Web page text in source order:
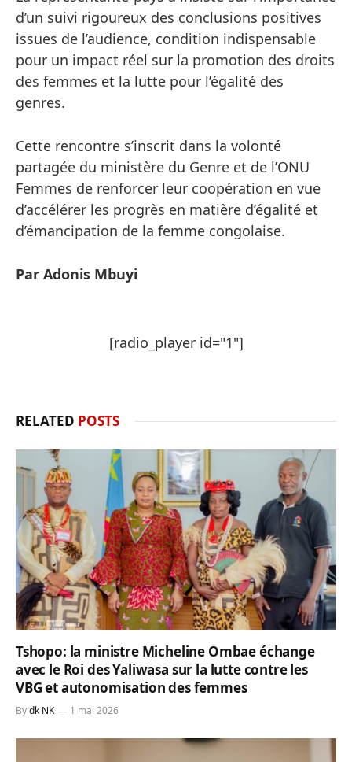
d’un suivi rigoureux des conclusions positives
issues de l’audience, condition indispensable
pour un impact réel sur la promotion des droits
des femmes et la lutte pour l’égalité des
genres.
Cette rencontre s’inscrit dans la volonté
partagée du ministère du Genre et de l’ONU
Femmes de renforcer leur coopération en vue
d’accélérer les progrès en matière d’égalité et
d’émancipation de la femme congolaise.
Par Adonis Mbuyi
[radio_player id="1"]
RELATED POSTS
Tshopo: la ministre Micheline Ombae échange
avec le Roi des Yaliwasa sur la lutte contre les
VBG et autonomisation des femmes
Bydk NK 1 mai 2026